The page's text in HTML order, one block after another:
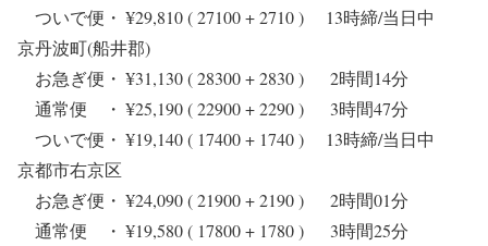
ついで便・ ¥29,810 ( 27100 + 2710 ) 13時締/当日中
京丹波町(船井郡)
お急ぎ便・ ¥31,130 ( 28300 + 2830 ) 2時間14分
通常便 ・ ¥25,190 ( 22900 + 2290 ) 3時間47分
ついで便・ ¥19,140 ( 17400 + 1740 ) 13時締/当日中
京都市右京区
お急ぎ便・ ¥24,090 ( 21900 + 2190 ) 2時間01分
通常便 ・ ¥19,580 ( 17800 + 1780 ) 3時間25分